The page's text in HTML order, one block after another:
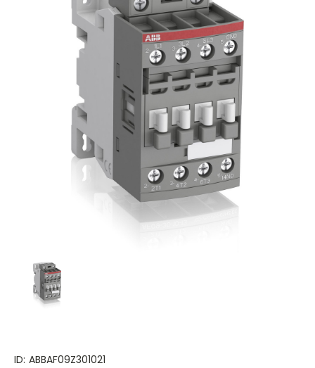
ID: ABBAF09Z301021